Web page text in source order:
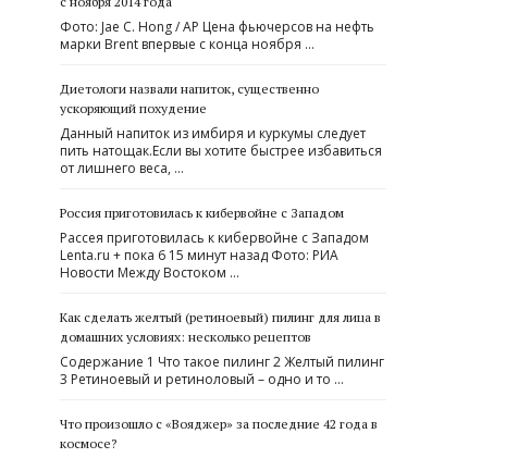
Фото: Jae C. Hong / AP Цена фьючерсов на нефть
марки Brent впервые с конца ноября …
Диетологи назвали напиток, существенно
ускоряющий похудение
Данный напиток из имбиря и куркумы следует
пить натощак.Если вы хотите быстрее избавиться
от лишнего веса, …
Россия приготовилась к кибервойне с Западом
Рассея приготовилась к кибервойне с Западом
Lenta.ru + пока 6 15 минут назад Фото: РИА
Новости Между Востоком …
Как сделать желтый (ретиноевый) пилинг для лица в
домашних условиях: несколько рецептов
Содержание 1 Что такое пилинг 2 Желтый пилинг
3 Ретиноевый и ретиноловый – одно и то …
Что произошло с «Вояджер» за последние 42 года в
космосе?